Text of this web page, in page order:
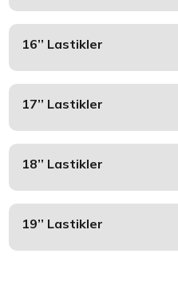
16’’ Lastikler
17’’ Lastikler
18’’ Lastikler
19’’ Lastikler